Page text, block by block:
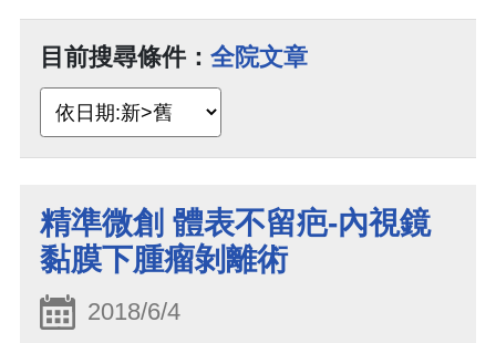
目前搜尋條件： 全院文章
精準微創 體表不留疤-內視鏡
黏膜下腫瘤剝離術
2018/6/4